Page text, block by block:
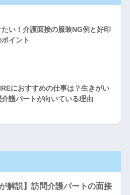
い！介護面接の服装NG例と好印
イント
におすすめの仕事は？生きがい
護パートが向いている理由
が解説】訪問介護パートの面接